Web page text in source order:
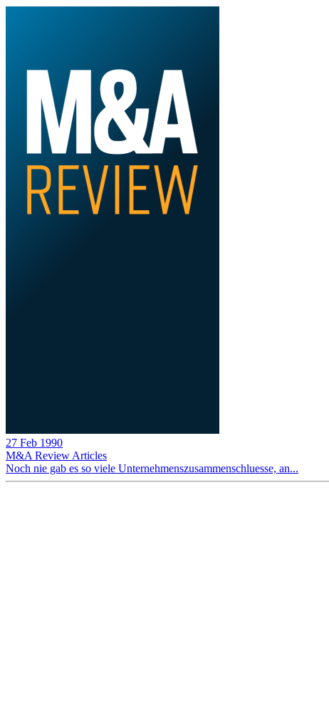
27 Feb 1990
M&A Review Articles
Noch nie gab es so viele Unternehmenszusammenschluesse, an...